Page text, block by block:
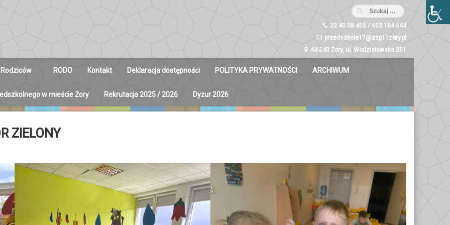
32 43 58 455 / 603 184 644
przedszkole17@zsp11zory.pl
44-240 Żory, ul. Wodzisławska 201
Rodziców RODO Kontakt Deklaracja dostępności POLITYKA PRYWATNOŚCI ARCHIWUM
Zuchy 2023/2024
Świetliki 2023/2024
Bystrzaki 2023/2024
w mieście Żory Rekrutacja 2025 / 2026 Dyżur 2026
ZIELONY